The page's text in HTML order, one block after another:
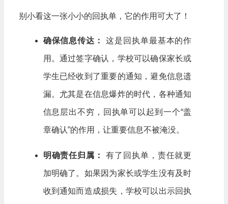
别小看这一张小小的回执单，它的作用可大了！
确保信息传达： 这是回执单最基本的作
用。通过签字确认，学校可以确保家长或
学生已经收到了重要的通知，避免信息遗
漏。尤其是在信息爆炸的时代，各种通知
信息层出不穷，回执单可以起到一个“盖
章确认”的作用，让重要信息不被淹没。
明确责任归属： 有了回执单，责任就更
加明确了。如果因为家长或学生没有及时
收到通知而造成损失，学校可以出示回执